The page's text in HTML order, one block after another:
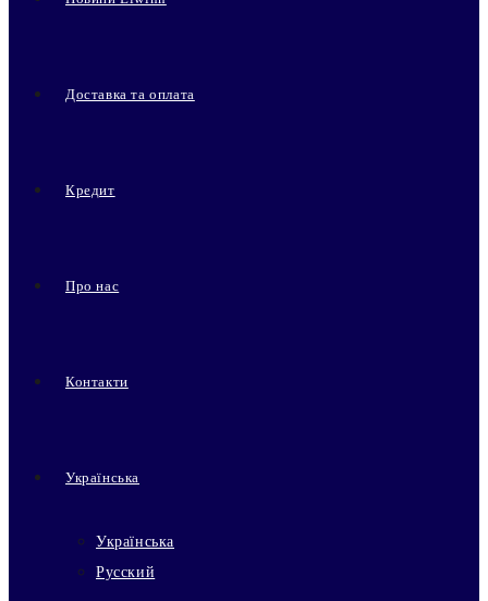
Доставка та оплата
Кредит
Про нас
Контакти
Українська
Українська
Русский